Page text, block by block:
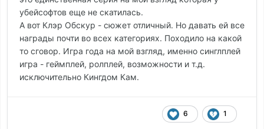
убейсофтов еще не скатилась.
А вот Клэр Обскур - сюжет отличный. Но давать ей все
награды почти во всех категориях. Походило на какой
то сговор. Игра года на мой взгляд, именно синглплей
игра - геймплей, ролплей, возможности и т.д.
исключительно Кингдом Кам.
6 1